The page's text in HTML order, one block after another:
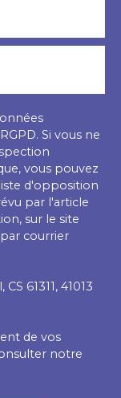
Si vous ne
vous pouvez
d'opposition
par l'article
sur le site
courrier
61311, 41013
de vos
notre